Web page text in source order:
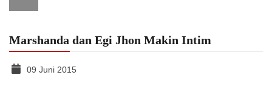
Marshanda dan Egi Jhon Makin Intim
09 Juni 2015